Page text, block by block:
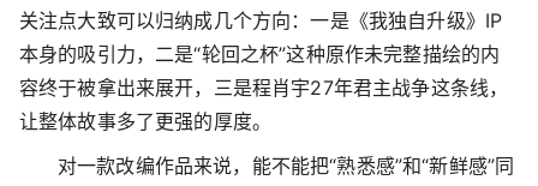
关注点大致可以归纳成几个方向：一是《我独自升级》IP
本身的吸引力，二是“轮回之杯”这种原作未完整描绘的内
容终于被拿出来展开，三是程肖宇27年君主战争这条线，
让整体故事多了更强的厚度。
对一款改编作品来说，能不能把“熟悉感”和“新鲜感”同